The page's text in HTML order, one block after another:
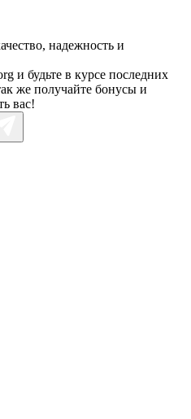
надежность и
и будьте в курсе последних
же получайте бонусы и
вас!